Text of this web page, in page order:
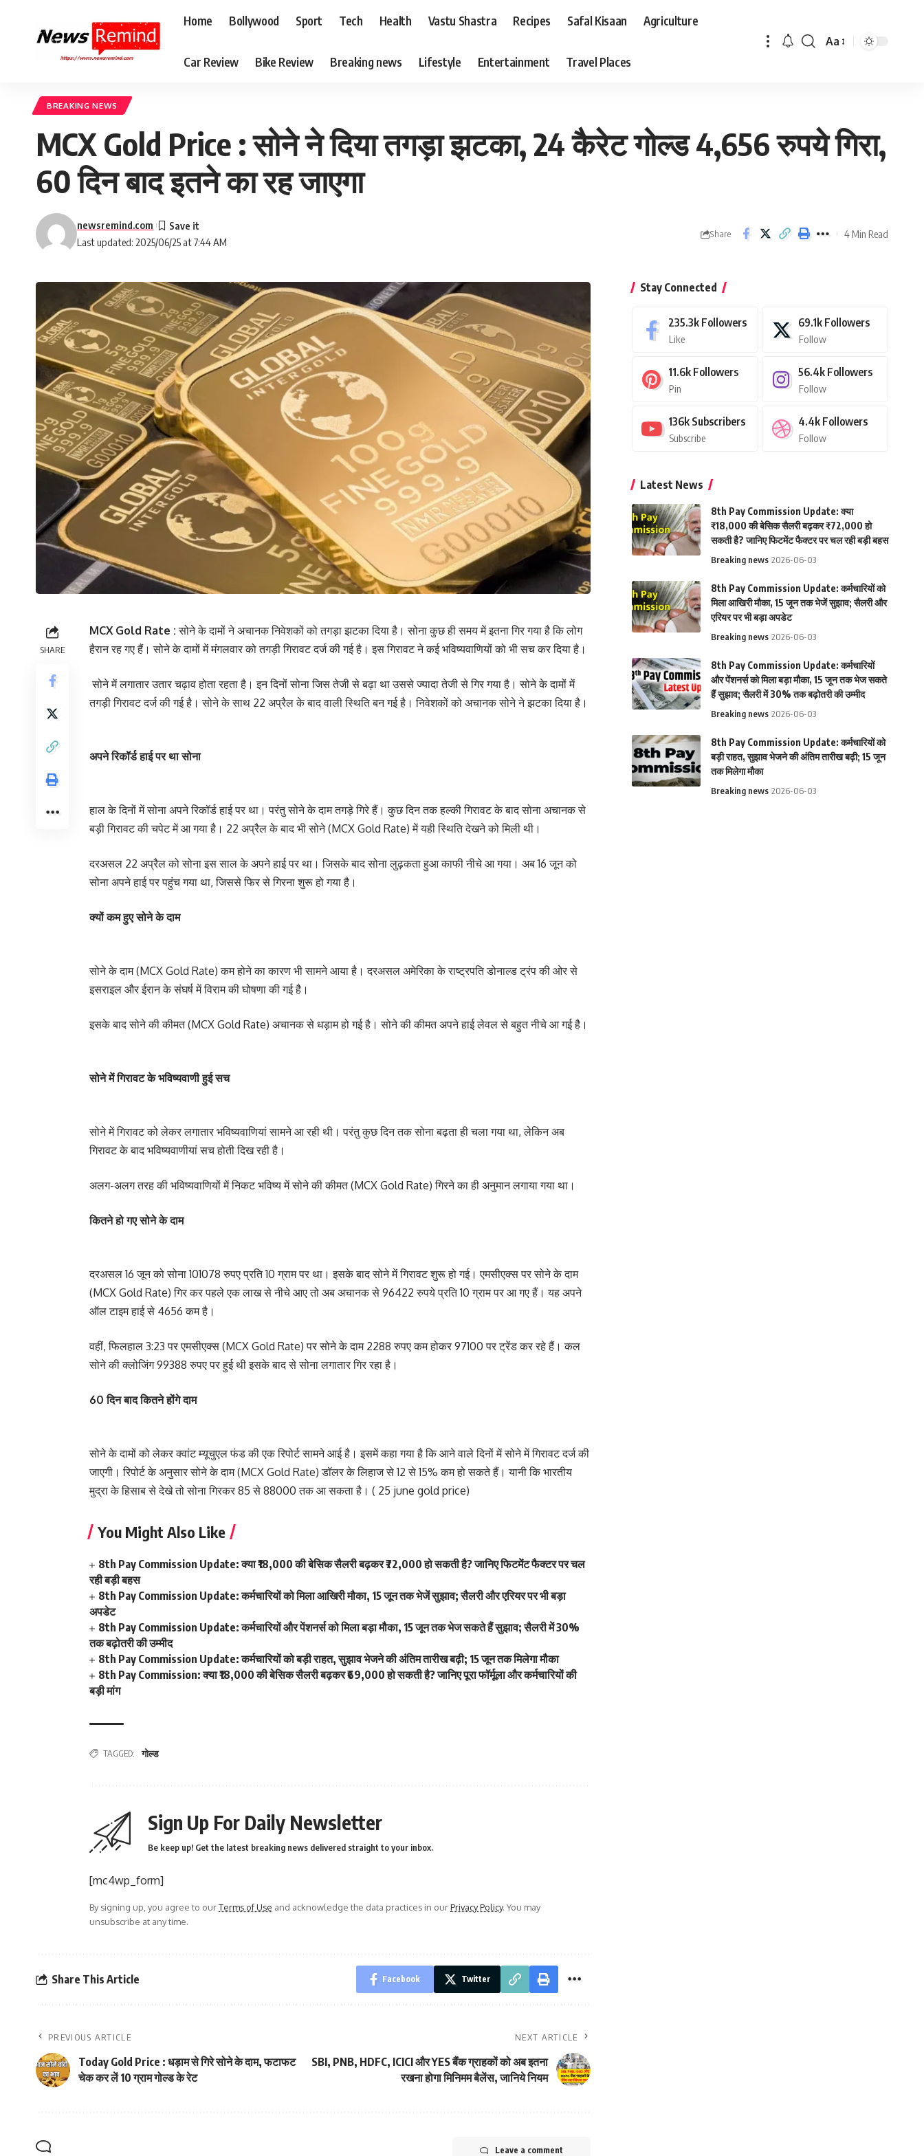
Home Bollywood Sport Tech Health Vastu Shastra Recipes Safal Kisaan Agriculture
Car Review Bike Review Breaking news Lifestyle Entertainment Travel Places
Font
Aa
BREAKING NEWS
MCX Gold Price : सोने ने दिया तगड़ा झटका, 24 कैरेट गोल्ड 4,656 रुपये गिरा,
60 दिन बाद इतने का रह जाएगा
Last updated: 2025/06/25 at 7:44 AM
newsremind.com
Share 4 Min Read
SHARE
MCX Gold Rate :सोने के दामों ने अचानक निवेशकों को तगड़ा झटका दिया है। सोना कुछ ही समय में इतना गिर गया है कि लोग
हैरान रह गए हैं। सोने के दामों में मंगलवार को तगड़ी गिरावट दर्ज की गई है। इस गिरावट ने कई भविष्यवाणियों को भी सच कर दिया है।
सोने में लगातार उतार चढ़ाव होता रहता है। इन दिनों सोना जिस तेजी से बढ़ा था उससे ज्यादा तेजी से गिर गया है। सोने के दामों में
तगड़ी गिरावट दर्ज की गई है। सोने के साथ 22 अप्रैल के बाद वाली स्थिति बन गई है। निवेशकों को अचानक सोने ने झटका दिया है।
अपने रिकॉर्ड हाई पर था सोना
हाल के दिनों में सोना अपने रिकॉर्ड हाई पर था। परंतु सोने के दाम तगड़े गिरे हैं। कुछ दिन तक हल्की गिरावट के बाद सोना अचानक से
बड़ी गिरावट की चपेट में आ गया है। 22 अप्रैल के बाद भी सोने (MCX Gold Rate) में यही स्थिति देखने को मिली थी।
दरअसल 22 अप्रैल को सोना इस साल के अपने हाई पर था। जिसके बाद सोना लुढ़कता हुआ काफी नीचे आ गया। अब 16 जून को
सोना अपने हाई पर पहुंच गया था, जिससे फिर से गिरना शुरू हो गया है।
क्यों कम हुए सोने के दाम
सोने के दाम (MCX Gold Rate) कम होने का कारण भी सामने आया है। दरअसल अमेरिका के राष्ट्रपति डोनाल्ड ट्रंप की ओर से
इसराइल और ईरान के संघर्ष में विराम की घोषणा की गई है।
इसके बाद सोने की कीमत (MCX Gold Rate) अचानक से धड़ाम हो गई है। सोने की कीमत अपने हाई लेवल से बहुत नीचे आ गई है।
सोने में गिरावट के भविष्यवाणी हुई सच
सोने में गिरावट को लेकर लगातार भविष्यवाणियां सामने आ रही थी। परंतु कुछ दिन तक सोना बढ़ता ही चला गया था, लेकिन अब
गिरावट के बाद भविष्यवाणीयां सच होती दिख रही है।
अलग-अलग तरह की भविष्यवाणियों में निकट भविष्य में सोने की कीमत (MCX Gold Rate) गिरने का ही अनुमान लगाया गया था।
कितने हो गए सोने के दाम
दरअसल 16 जून को सोना 101078 रुपए प्रति 10 ग्राम पर था। इसके बाद सोने में गिरावट शुरू हो गई। एमसीएक्स पर सोने के दाम
(MCX Gold Rate) गिर कर पहले एक लाख से नीचे आए तो अब अचानक से 96422 रुपये प्रति 10 ग्राम पर आ गए हैं। यह अपने
ऑल टाइम हाई से 4656 कम है।
वहीं, फिलहाल 3:23 पर एमसीएक्स (MCX Gold Rate) पर सोने के दाम 2288 रुपए कम होकर 97100 पर ट्रेंड कर रहे हैं। कल
सोने की क्लोजिंग 99388 रुपए पर हुई थी इसके बाद से सोना लगातार गिर रहा है।
60 दिन बाद कितने होंगे दाम
सोने के दामों को लेकर क्वांट म्यूचुएल फंड की एक रिपोर्ट सामने आई है। इसमें कहा गया है कि आने वाले दिनों में सोने में गिरावट दर्ज की
जाएगी। रिपोर्ट के अनुसार सोने के दाम (MCX Gold Rate) डॉलर के लिहाज से 12 से 15% कम हो सकते हैं। यानी कि भारतीय
मुद्रा के हिसाब से देखे तो सोना गिरकर 85 से 88000 तक आ सकता है। ( 25 june gold price)
You Might Also Like
8th Pay Commission Update: क्या ₹18,000 की बेसिक सैलरी बढ़कर ₹72,000 हो सकती है? जानिए फिटमेंट फैक्टर पर चल
रही बड़ी बहस
8th Pay Commission Update: कर्मचारियों को मिला आखिरी मौका, 15 जून तक भेजें सुझाव; सैलरी और एरियर पर भी बड़ा
अपडेट
8th Pay Commission Update: कर्मचारियों और पेंशनर्स को मिला बड़ा मौका, 15 जून तक भेज सकते हैं सुझाव; सैलरी में 30%
तक बढ़ोतरी की उम्मीद
8th Pay Commission Update: कर्मचारियों को बड़ी राहत, सुझाव भेजने की अंतिम तारीख बढ़ी; 15 जून तक मिलेगा मौका
8th Pay Commission: क्या ₹18,000 की बेसिक सैलरी बढ़कर ₹69,000 हो सकती है? जानिए पूरा फॉर्मूला और कर्मचारियों की
बड़ी मांग
TAGGED: गोल्ड
Sign Up For Daily Newsletter
Be keep up! Get the latest breaking news delivered straight to your inbox.
[mc4wp_form]
By signing up, you agree to ourTerms of Use and acknowledge the data practices in ourPrivacy Policy. You may
unsubscribe at any time.
Share This Article Facebook Twitter
PREVIOUS ARTICLE
Today Gold Price : धड़ाम से गिरे सोने के दाम, फटाफट
चेक कर लें 10 ग्राम गोल्ड के रेट
NEXT ARTICLE
SBI, PNB, HDFC, ICICI और YES बैंक ग्राहकों को अब इतना
रखना होगा मिनिमम बैलेंस, जानिये नियम
Leave a comment
Stay Connected
235.3k Followers
Like
69.1k Followers
Follow
11.6k Followers
Pin
56.4k Followers
Follow
136k Subscribers
Subscribe
4.4k Followers
Follow
Latest News
8th Pay Commission Update: क्या
₹18,000 की बेसिक सैलरी बढ़कर ₹72,000 हो
सकती है? जानिए फिटमेंट फैक्टर पर चल रही बड़ी बहस
Breaking news 2026-06-03
8th Pay Commission Update: कर्मचारियों को
मिला आखिरी मौका, 15 जून तक भेजें सुझाव; सैलरी और
एरियर पर भी बड़ा अपडेट
Breaking news 2026-06-03
8th Pay Commission Update: कर्मचारियों
और पेंशनर्स को मिला बड़ा मौका, 15 जून तक भेज सकते
हैं सुझाव; सैलरी में 30% तक बढ़ोतरी की उम्मीद
Breaking news 2026-06-03
8th Pay Commission Update: कर्मचारियों को
बड़ी राहत, सुझाव भेजने की अंतिम तारीख बढ़ी; 15 जून
तक मिलेगा मौका
Breaking news 2026-06-03